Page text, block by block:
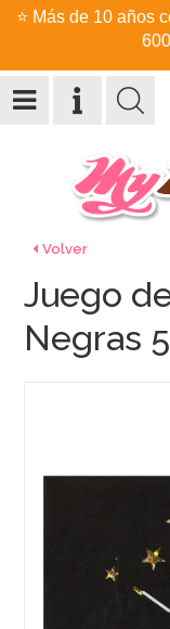
⭐ Más de 10 años
Volver
Juego
Negras